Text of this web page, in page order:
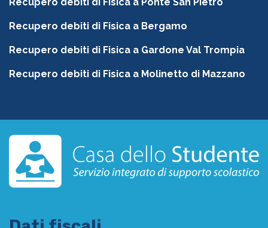
Recupero debiti di Fisica a Bergamo
Recupero debiti di Fisica a Gardone Val Trompia
Recupero debiti di Fisica a Molinetto di Mazzano